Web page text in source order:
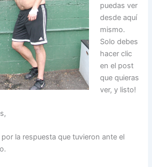
puedas ver
desde aquí
mismo.
Solo debes
hacer clic
en el post
que quieras
ver, y listo!
la respuesta que tuvieron ante el